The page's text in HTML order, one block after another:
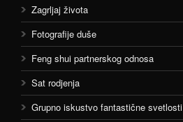
Zagrljaj života
Fotografije duše
Feng shui partnerskog odnosa
Sat rodjenja
Grupno iskustvo fantastične svetlosti